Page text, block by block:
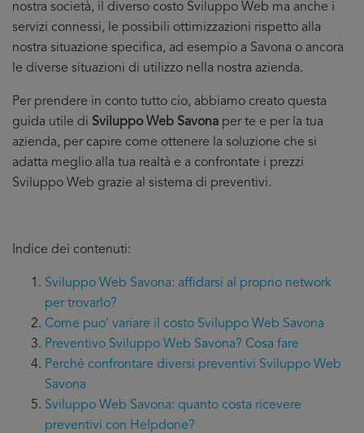
nostra società, il diverso costo Sviluppo Web ma anche i
servizi connessi, le possibili ottimizzazioni rispetto alla
nostra situazione specifica, ad esempio a Savona o ancora
le diverse situazioni di utilizzo nella nostra azienda.
Per prendere in conto tutto cio, abbiamo creato questa
guida utile di Sviluppo Web Savona per te e per la tua
azienda, per capire come ottenere la soluzione che si
adatta meglio alla tua realtà e a confrontate i prezzi
Sviluppo Web grazie al sistema di preventivi.
Indice dei contenuti:
Sviluppo Web Savona: affidarsi al proprio network
per trovarlo?
Come puo’ variare il costo Sviluppo Web Savona
Preventivo Sviluppo Web Savona? Cosa fare
Perché confrontare diversi preventivi Sviluppo Web
Savona
Sviluppo Web Savona: quanto costa ricevere
preventivi con Helpdone?